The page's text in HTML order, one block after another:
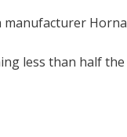
manufacturer
less than half